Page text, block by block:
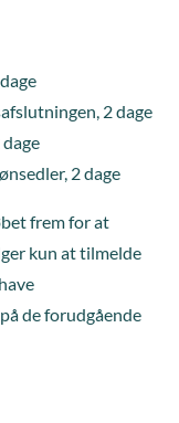
2 dage
2 dage
frem for at
kun at tilmelde
de forudgående